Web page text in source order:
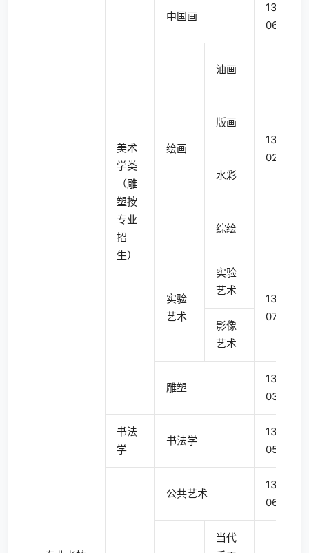
美术
学类
（雕
塑按
专业
招
生）
中国画
1304
06T
绘画
油画
1304
02
版画
水彩
综绘
实验
艺术
实验
艺术
1304
07TK
影像
艺术
雕塑
1304
03
书法
学
书法学
1304
05T
公共艺术
1305
06
当代